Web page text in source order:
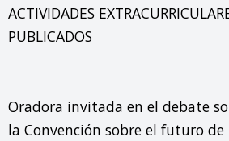
ACTIVIDADES
PUBLICADOS
Oradora invitada en el debate
la Convención sobre el futuro de